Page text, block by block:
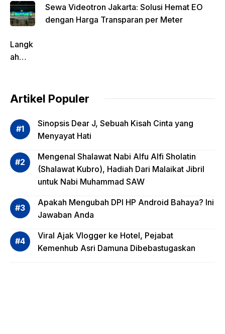
Sewa Videotron Jakarta: Solusi Hemat EO
dengan Harga Transparan per Meter
Langk
ah
dalam
si
Risiko
asi
Reksa
Saja?
Artikel Populer
Sinopsis Dear J, Sebuah Kisah Cinta yang
Menyayat Hati
Mengenal Shalawat Nabi Alfu Alfi Sholatin
(Shalawat Kubro), Hadiah Dari Malaikat Jibril
untuk Nabi Muhammad SAW
Apakah Mengubah DPI HP Android Bahaya? Ini
Jawaban Anda
Viral Ajak Vlogger ke Hotel, Pejabat
Kemenhub Asri Damuna Dibebastugaskan